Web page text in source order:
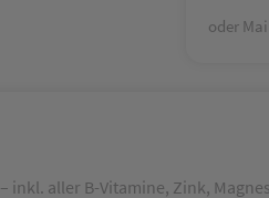
oder
– inkl. aller B-Vitamine, Zink,